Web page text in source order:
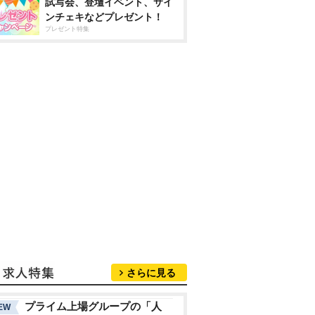
ンチェキなどプレゼント！
プレゼント特集
さらに見る
プライム上場グループの「人